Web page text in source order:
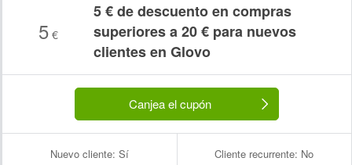
5 €
5 € de descuento en compras
superiores a 20 € para nuevos
clientes en Glovo
Canjea el cupón
Nuevo cliente: Sí Cliente recurrente: No